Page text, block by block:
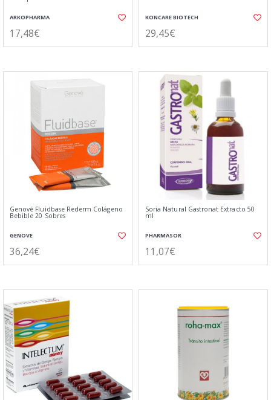
ARKOPHARMA
17,48€
KONCARE BIOTECH
29,45€
Genové Fluidbase Rederm Colágeno
Bebible 20 Sobres
GENOVE
36,24€
Soria Natural Gastronat Extracto 50
ml
PHARMASOR
11,07€